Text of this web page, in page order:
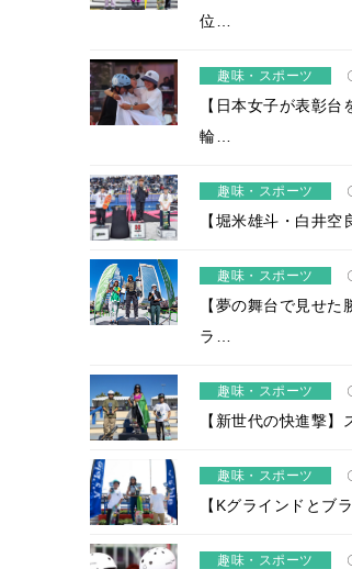
位…
趣味・スポーツ
【日本女子が表彰
輪…
趣味・スポーツ
【堀米雄斗・白井
趣味・スポーツ
【夢の舞台で見せ
ラ…
趣味・スポーツ
【新世代の快進撃
趣味・スポーツ
【Kグラインドとブ
趣味・スポーツ